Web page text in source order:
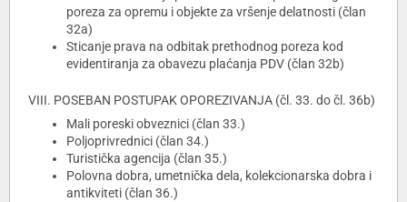
poreza za opremu i objekte za vršenje delatnosti (član
32a)
Sticanje prava na odbitak prethodnog poreza kod
evidentiranja za obavezu plaćanja PDV (član 32b)
VIII. POSEBAN POSTUPAK OPOREZIVANJA (čl. 33. do čl. 36b)
Mali poreski obveznici (član 33.)
Poljoprivrednici (član 34.)
Turistička agencija (član 35.)
Polovna dobra, umetnička dela, kolekcionarska dobra i
antikviteti (član 36.)